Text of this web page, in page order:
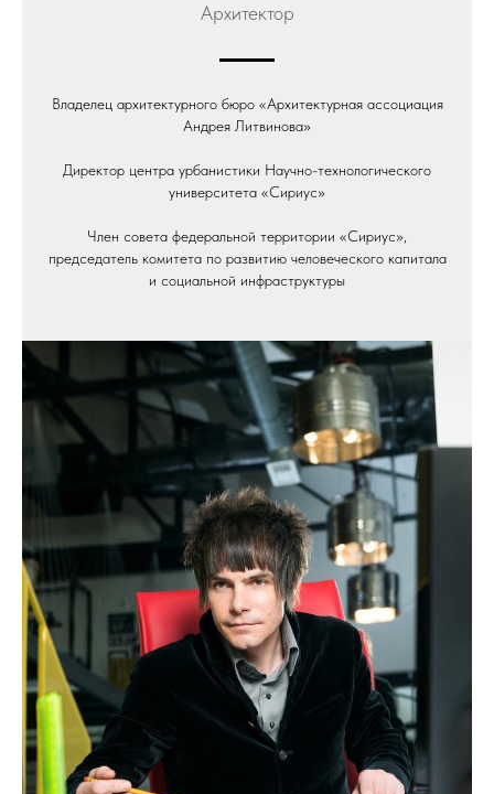
Архитектор
Владелец архитектурного бюро «Архитектурная ассоциация
Андрея Литвинова»
Директор центра урбанистики Научно-технологического
университета «Сириус»
Член совета федеральной территории «Сириус»,
председатель комитета по развитию человеческого капитала
и социальной инфраструктуры